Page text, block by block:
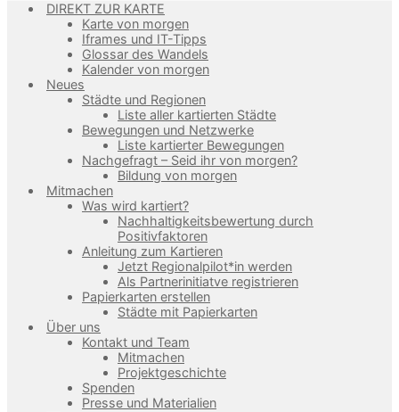
DIREKT ZUR KARTE
Karte von morgen
Iframes und IT-Tipps
Glossar des Wandels
Kalender von morgen
Neues
Städte und Regionen
Liste aller kartierten Städte
Bewegungen und Netzwerke
Liste kartierter Bewegungen
Nachgefragt – Seid ihr von morgen?
Bildung von morgen
Mitmachen
Was wird kartiert?
Nachhaltigkeitsbewertung durch
Positivfaktoren
Anleitung zum Kartieren
Jetzt Regionalpilot*in werden
Als Partnerinitiatve registrieren
Papierkarten erstellen
Städte mit Papierkarten
Über uns
Kontakt und Team
Mitmachen
Projektgeschichte
Spenden
Presse und Materialien